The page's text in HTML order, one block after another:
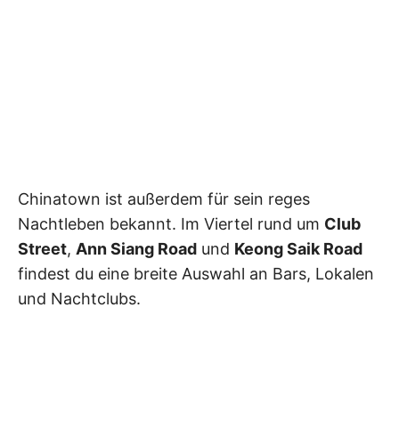
Chinatown ist außerdem für sein reges
Nachtleben bekannt. Im Viertel rund um Club
Street, Ann Siang Road und Keong Saik Road
findest du eine breite Auswahl an Bars, Lokalen
und Nachtclubs.